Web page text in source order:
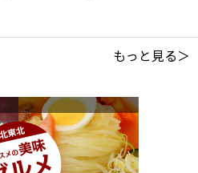
もっと見る＞